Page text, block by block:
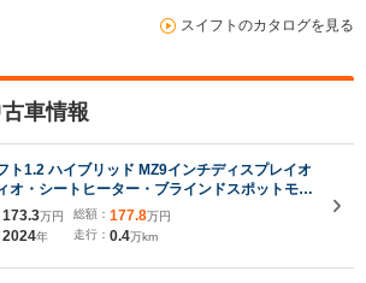
スイフトのカタログを見る
車情報
ト1.2 ハイブリッド MZ9インチディスプレイオ
オ・シートヒーター・ブラインドスポットモニ
アダプティブクルーズコントロール・デュアル
ーブレーキサポートII・障害物センサー・スマ
ー・メーカー保証継承
173.3万円
2024年
総額： 177.8万円
走行： 0.4万km